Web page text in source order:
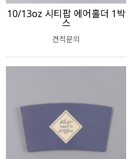
10/13oz 시티팝 에어홀더 1박
스
견적문의